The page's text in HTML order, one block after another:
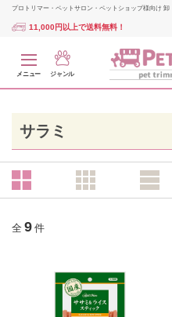
プロトリマー・ペットサロン・ペットショップ様向け 卸
11,000円以上で送料無料！
メニュー ジャンル
サラミ
全 9 件